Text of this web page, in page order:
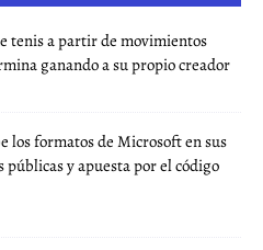
tenis a partir de movimientos
ganando a su propio creador
los formatos de Microsoft en sus
y apuesta por el código